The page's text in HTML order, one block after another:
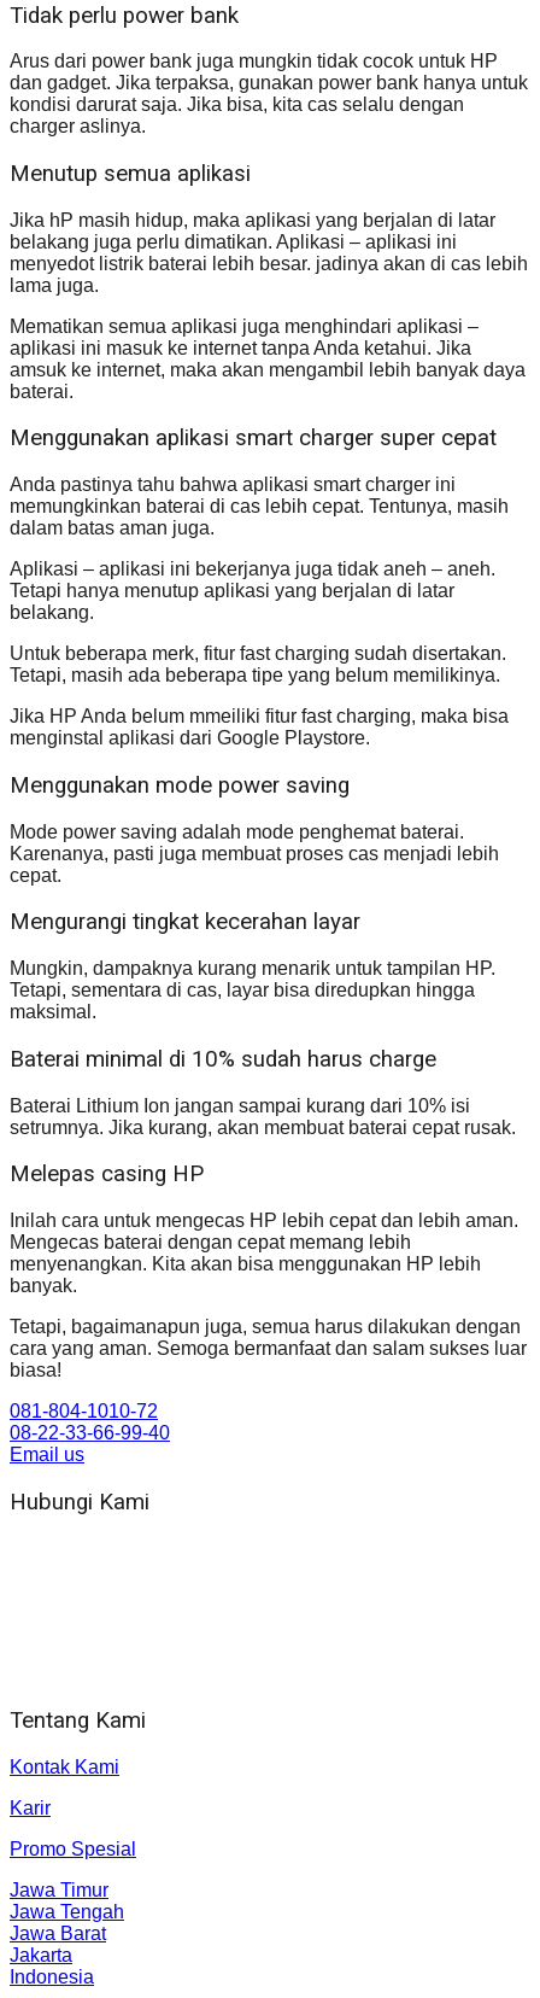
Tidak perlu power bank
Arus dari power bank juga mungkin tidak cocok untuk HP
dan gadget. Jika terpaksa, gunakan power bank hanya untuk
kondisi darurat saja. Jika bisa, kita cas selalu dengan
charger aslinya.
Menutup semua aplikasi
Jika hP masih hidup, maka aplikasi yang berjalan di latar
belakang juga perlu dimatikan. Aplikasi – aplikasi ini
menyedot listrik baterai lebih besar. jadinya akan di cas lebih
lama juga.
Mematikan semua aplikasi juga menghindari aplikasi –
aplikasi ini masuk ke internet tanpa Anda ketahui. Jika
amsuk ke internet, maka akan mengambil lebih banyak daya
baterai.
Menggunakan aplikasi smart charger super cepat
Anda pastinya tahu bahwa aplikasi smart charger ini
memungkinkan baterai di cas lebih cepat. Tentunya, masih
dalam batas aman juga.
Aplikasi – aplikasi ini bekerjanya juga tidak aneh – aneh.
Tetapi hanya menutup aplikasi yang berjalan di latar
belakang.
Untuk beberapa merk, fitur fast charging sudah disertakan.
Tetapi, masih ada beberapa tipe yang belum memilikinya.
Jika HP Anda belum mmeiliki fitur fast charging, maka bisa
menginstal aplikasi dari Google Playstore.
Menggunakan mode power saving
Mode power saving adalah mode penghemat baterai.
Karenanya, pasti juga membuat proses cas menjadi lebih
cepat.
Mengurangi tingkat kecerahan layar
Mungkin, dampaknya kurang menarik untuk tampilan HP.
Tetapi, sementara di cas, layar bisa diredupkan hingga
maksimal.
Baterai minimal di 10% sudah harus charge
Baterai Lithium Ion jangan sampai kurang dari 10% isi
setrumnya. Jika kurang, akan membuat baterai cepat rusak.
Melepas casing HP
Inilah cara untuk mengecas HP lebih cepat dan lebih aman.
Mengecas baterai dengan cepat memang lebih
menyenangkan. Kita akan bisa menggunakan HP lebih
banyak.
Tetapi, bagaimanapun juga, semua harus dilakukan dengan
cara yang aman. Semoga bermanfaat dan salam sukses luar
biasa!
081-804-1010-72
08-22-33-66-99-40
Email us
Hubungi Kami
Tentang Kami
Kontak Kami
Karir
Promo Spesial
Jawa Timur
Jawa Tengah
Jawa Barat
Jakarta
Indonesia